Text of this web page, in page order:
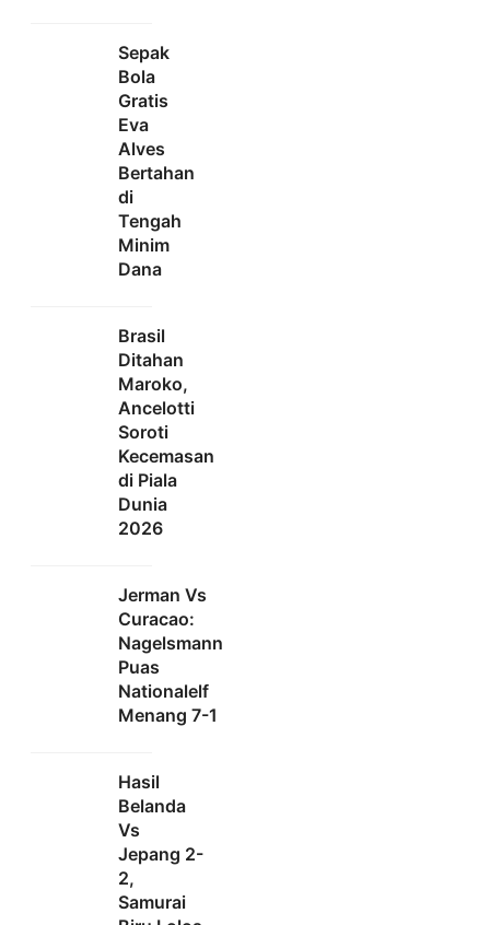
Sepak
Bola
Gratis
Eva
Alves
Bertahan
di
Tengah
Minim
Dana
Brasil
Ditahan
Maroko,
Ancelotti
Soroti
Kecemasan
di Piala
Dunia
2026
Jerman Vs
Curacao:
Nagelsmann
Puas
Nationalelf
Menang 7-1
Hasil
Belanda
Vs
Jepang 2-
2,
Samurai